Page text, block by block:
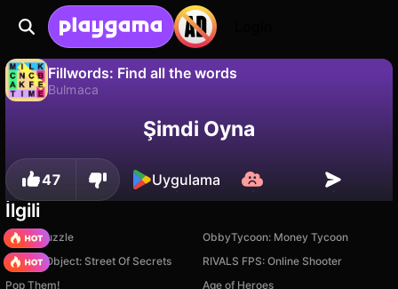
Fillwords: Find all the words
Bulmaca
İlerlemeyi kaydet! Hayır
Şimdi Oyna
47 Uygulama
İlgili
Arrow Puzzle
ObbyTycoon: Money Tycoon
Hidden Object: Street Of Secrets
RIVALS FPS: Online Shooter
Pop Them!
Age of Heroes